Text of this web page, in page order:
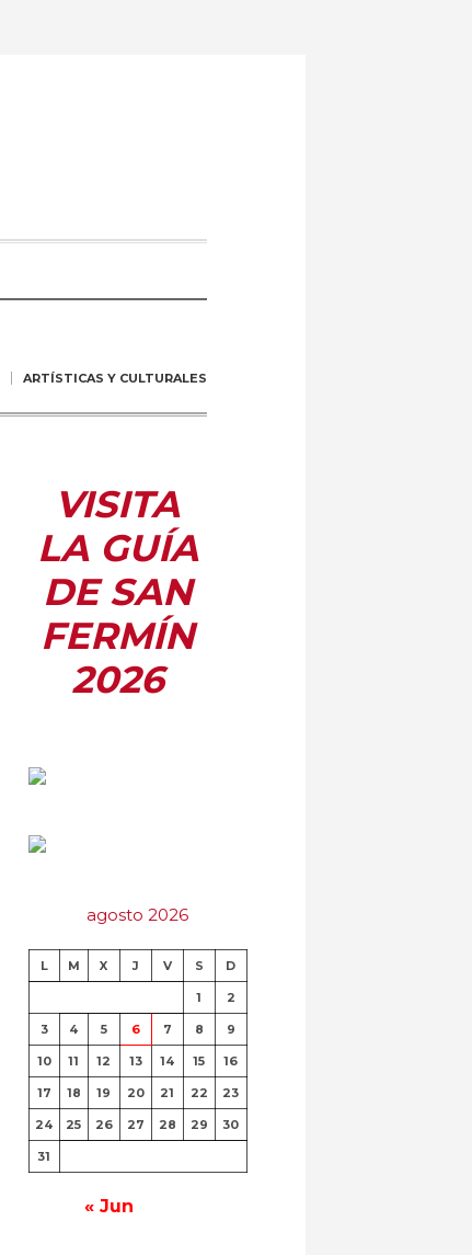
ARTÍSTICAS Y CULTURALES
VISITA
LA GUÍA
DE SAN
FERMÍN
2026
agosto 2026
L M X J V S D
1 2
3 4 5 6 7 8 9
10 11 12 13 14 15 16
17 18 19 20 21 22 23
24 25 26 27 28 29 30
31
« Jun